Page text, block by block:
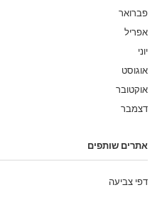
פברואר
אפריל
יוני
אוגוסט
אוקטובר
דצמבר
אתרים שותפים
דפי צביעה